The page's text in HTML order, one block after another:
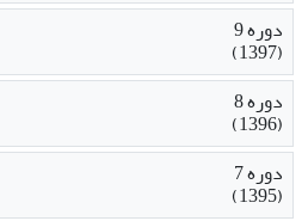
دوره 9
(1397)
دوره 8
(1396)
دوره 7
(1395)